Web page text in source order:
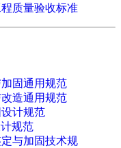
质量验收标准
固通用规范
造通用规范
计规范
规范
与加固技术规